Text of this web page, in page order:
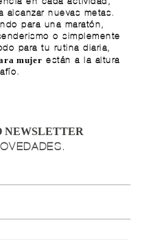
alcanzar nuevas metas.
para una maratón,
o simplemente
para tu rutina diaria,
mujer están a la altura
NEWSLETTER